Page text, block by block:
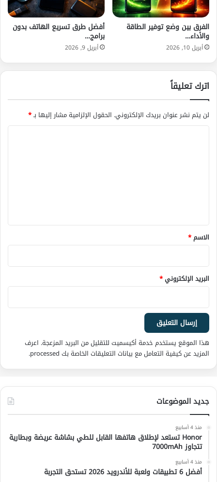
الفرق بين وضع توفير الطاقة
والأداء…
أبريل 10, 2026
أفضل طرق تسريع الهاتف بدون
برامج…
أبريل 9, 2026
اترك تعليقاً
لن يتم نشر عنوان بريدك الإلكتروني. الحقول الإلزامية مشار إليها بـ*
*
الاسم*
البريد الإلكتروني*
هذا الموقع يستخدم خدمة أكيسميت للتقليل من البريد المزعجة. اعرف
المزيد عن كيفية التعامل مع بيانات التعليقات الخاصة بك processed
.
جديد الموضوعات
منذ 4 أسابيع
Honor تستعد لإطلاق هاتفها القابل للطي بشاشة عريضة وبطارية
تتجاوز 7000mAh
منذ 4 أسابيع
أفضل 6 تطبيقات ولعبة للأندرويد 2026 تستحق التجربة